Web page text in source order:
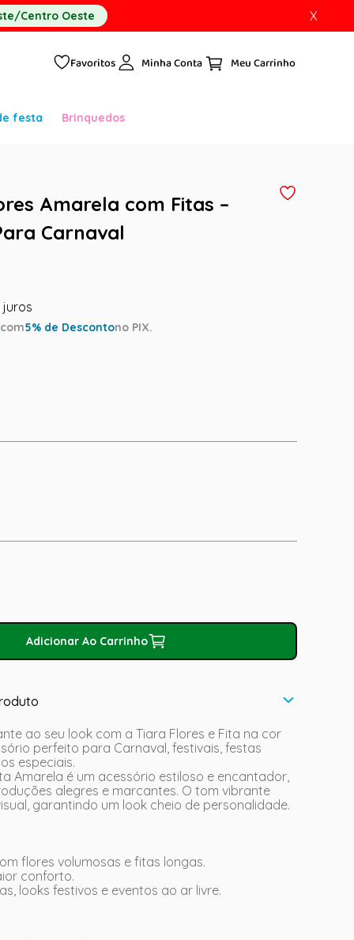
Centro Oeste X
Favoritos Minha Conta
festa Brinquedos
Amarela com Fitas –
Carnaval
com5% de Descontono PIX.
Adicionar Ao Carrinho
ao seu look com a Tiara Flores e Fita na cor
perfeito para Carnaval, festivais, festas
especiais.
Amarela é um acessório estiloso e encantador,
alegres e marcantes. O tom vibrante
garantindo um look cheio de personalidade.
flores volumosas e fitas longas.
conforto.
looks festivos e eventos ao ar livre.